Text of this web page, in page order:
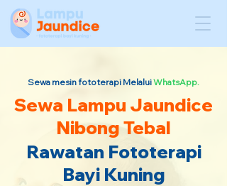
Sewa mesin fototerapi MelaluiWhatsApp.
Sewa Lampu Jaundice
Nibong Tebal
Rawatan Fototerapi
Bayi Kuning